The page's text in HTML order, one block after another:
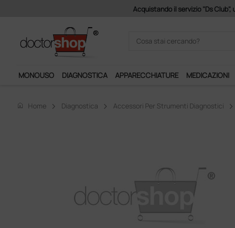
Acquistando il servizio "Ds Club",
MONOUSO DIAGNOSTICA APPARECCHIATURE MEDICAZIONI
home Home Diagnostica Accessori Per Strumenti Diagnostici